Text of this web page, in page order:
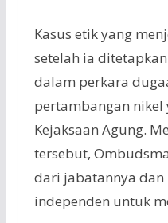
Kasus etik yang
setelah ia
dalam perkara
pertambangan nikel
Kejaksaan Agung.
tersebut,
dari jabatannya
independen untuk